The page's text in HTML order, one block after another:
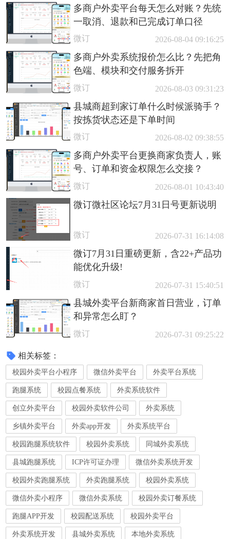
多商户外卖平台每天怎么对账？先统
一取消、退款和已完成订单口径
微订 2026-08-04 09:16:25
多商户外卖系统报价怎么比？先把角
色端、模块和交付服务拆开
微订 2026-08-03 09:31:23
县城商超到家订单什么时候派骑手？
按拣货状态还是下单时间
微订 2026-08-02 09:38:55
多商户外卖平台更换商家负责人，账
号、订单和资金权限怎么交接？
微订 2026-08-01 10:43:40
微订微社区论坛7月31日号更新说明
微订 2026-07-31 16:14:08
微订7月31日重磅更新，含22+产品功
能优化升级!
微订 2026-07-31 15:40:51
县城外卖平台新商家首日营业，订单
和异常怎么盯？
微订 2026-07-31 09:25:22
相关标签：
校园外卖平台小程序 微信外卖平台 外卖平台系统
跑腿系统 校园点餐系统 外卖系统软件
创立外卖平台 校园外卖软件公司 外卖系统
乡镇外卖平台 外卖app开发 外卖系统平台
校园跑腿系统软件 校园外卖系统 同城外卖系统
县城跑腿系统 ICP许可证办理 微信外卖系统开发
校园外卖跑腿系统 外卖跑腿系统 校园外卖系统
微信外卖小程序 微信外卖系统 校园外卖订餐系统
跑腿APP开发 校园配送系统 校园外卖平台
外卖系统开发 县城外卖系统 本地外卖系统